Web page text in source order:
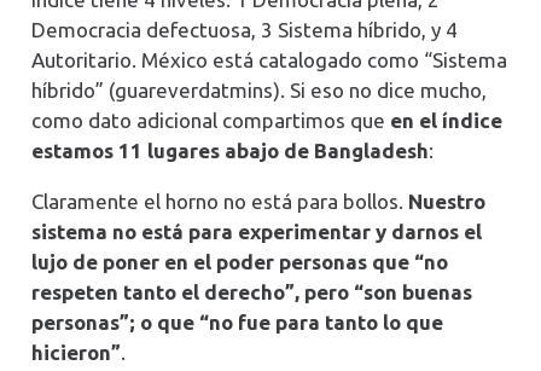
Democracia defectuosa, 3 Sistema híbrido, y 4
Autoritario. México está catalogado como “Sistema
híbrido” (guareverdatmins). Si eso no dice mucho,
como dato adicional compartimos que en el índice
estamos 11 lugares abajo de Bangladesh:
Claramente el horno no está para bollos. Nuestro
sistema no está para experimentar y darnos el
lujo de poner en el poder personas que “no
respeten tanto el derecho”, pero “son buenas
personas”; o que “no fue para tanto lo que
hicieron”